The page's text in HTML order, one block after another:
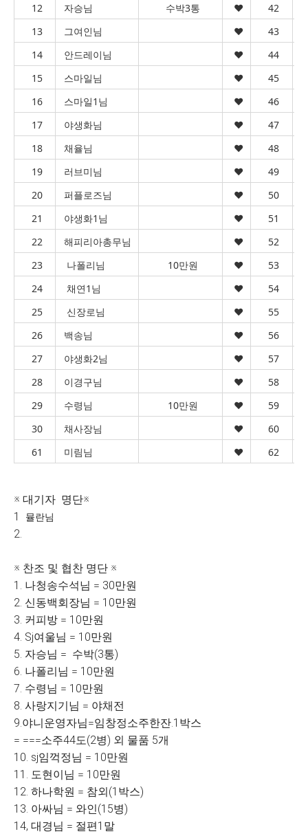
12
자승님 수박3통 ♥︎ 42
13
그여인님 ♥︎ 43
14
안드레이님 ♥︎ 44
15
스마일님 ♥︎ 45
16
스마일1님 ♥︎ 46
17
야생화님 ♥︎ 47
18
채율님 ♥︎ 48
19
러브미님 ♥︎ 49
20
퍼플로즈님 ♥︎ 50
21
야생화1님 ♥︎ 51
22
해피리아총무님 ♥︎ 52
23
나폴리님 10만원 ♥︎ 53
24
채연1님 ♥︎ 54
25
신장로님 ♥︎ 55
26
백송님 ♥︎ 56
27
야생화2님 ♥︎ 57
28
이경구님 ♥︎ 58
29
수령님 10만원 ♥︎ 59
30
채사장님 ♥︎ 60
61
미림님 ♥︎ 62
※ 대기자 명단※
1
뮬란님
2.
※ 찬조 및 협찬 명단 ※
1. 나청송수석님 = 30만원
2. 신동백회장님 = 10만원
3. 커피방 = 10만원
4. Sj여울님 = 10만원
5. 자승님 = 수박(3통)
6. 나폴리님 = 10만원
7. 수령님 = 10만원
8. 사랑지기님 = 야채전
9.야니운영자님=임창정소주한잔.1박스
= ===소주44도(2병) 외 물품 5개
10. sj임꺽정님 = 10만원
11. 도현이님 = 10만원
12. 하나학원 = 참외(1박스)
13. 아싸님 = 와인(15병)
14, 대경님 = 절편1말